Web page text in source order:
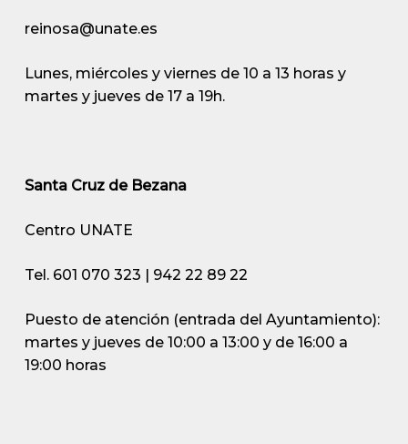
reinosa@unate.es
Lunes, miércoles y viernes de 10 a 13 horas y
martes y jueves de 17 a 19h.
Santa Cruz de Bezana
Centro UNATE
Tel. 601 070 323 | 942 22 89 22
Puesto de atención (entrada del Ayuntamiento):
martes y jueves de 10:00 a 13:00 y de 16:00 a
19:00 horas